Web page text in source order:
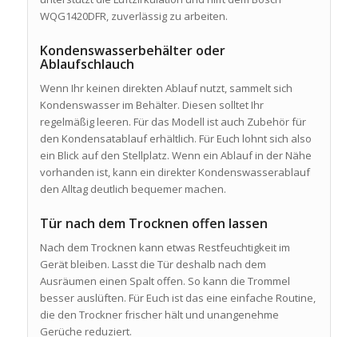
WQG1420DFR, zuverlässig zu arbeiten.
Kondenswasserbehälter oder
Ablaufschlauch
Wenn Ihr keinen direkten Ablauf nutzt, sammelt sich
Kondenswasser im Behälter. Diesen solltet Ihr
regelmäßig leeren. Für das Modell ist auch Zubehör für
den Kondensatablauf erhältlich. Für Euch lohnt sich also
ein Blick auf den Stellplatz. Wenn ein Ablauf in der Nähe
vorhanden ist, kann ein direkter Kondenswasserablauf
den Alltag deutlich bequemer machen.
Tür nach dem Trocknen offen lassen
Nach dem Trocknen kann etwas Restfeuchtigkeit im
Gerät bleiben. Lasst die Tür deshalb nach dem
Ausräumen einen Spalt offen. So kann die Trommel
besser auslüften. Für Euch ist das eine einfache Routine,
die den Trockner frischer hält und unangenehme
Gerüche reduziert.